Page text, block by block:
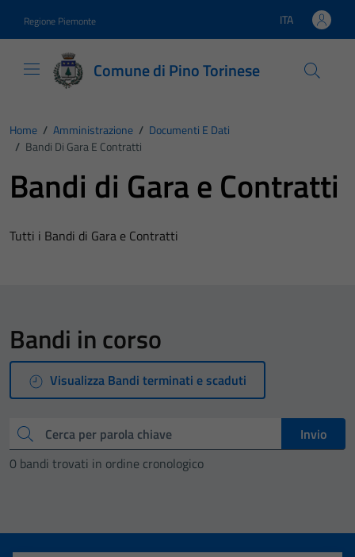
Regione Piemonte Lingua attiva:
ITA
Comune di Pino Torinese
Home / Amministrazione / Documenti E Dati
/ Bandi Di Gara E Contratti
Bandi di Gara e Contratti
Tutti i Bandi di Gara e Contratti
Bandi in corso
Visualizza Bandi terminati e scaduti
Cerca
Invio
0 bandi trovati in ordine cronologico